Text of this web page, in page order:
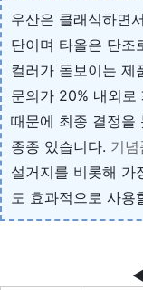
우산은 클래식하면
단이며 타올은 단조
컬러가 돋보이는 제
문의가 20% 내외로
때문에 최종 결정을
종종 있습니다. 기념
설거지를 비롯해 가
도 효과적으로 사용